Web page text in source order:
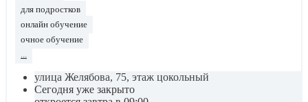
для подростков
онлайн обучение
очное обучение
улица Желябова, 75, этаж цокольный
Сегодня уже закрыто